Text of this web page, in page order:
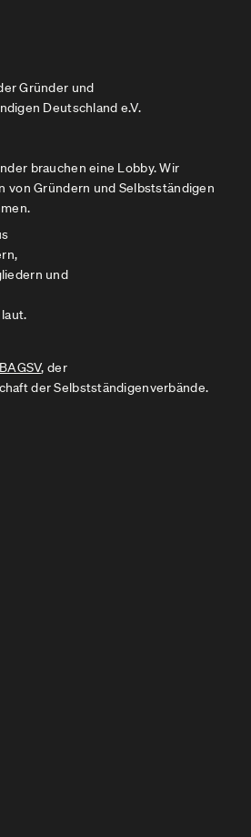
Gründer und
Deutschland e.V.
brauchen eine Lobby. Wir
von Gründern und Selbstständigen
und
BAGSV, der
der Selbstständigenverbände.